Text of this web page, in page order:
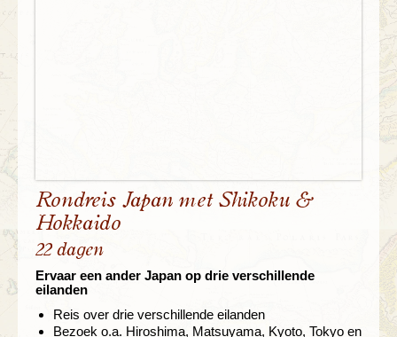
Rondreis Japan met Shikoku &
Hokkaido
22 dagen
Ervaar een ander Japan op drie verschillende
eilanden
Reis over drie verschillende eilanden
Bezoek o.a. Hiroshima, Matsuyama, Kyoto, Tokyo en